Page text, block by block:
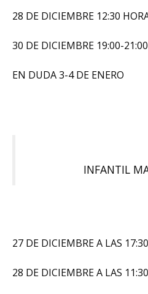
28 DE DICIEMBRE 12:30
30 DE DICIEMBRE 19:00-
EN DUDA 3-4 DE ENERO
INFANTIL
27 DE DICIEMBRE A LAS
28 DE DICIEMBRE A LAS